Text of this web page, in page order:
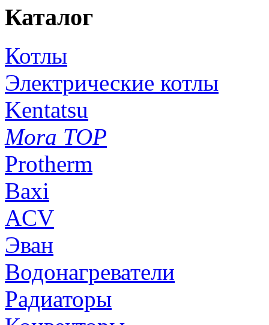
Каталог
Котлы
Электрические котлы
Kentatsu
Mora TOP
Protherm
Baxi
ACV
Эван
Водонагреватели
Радиаторы